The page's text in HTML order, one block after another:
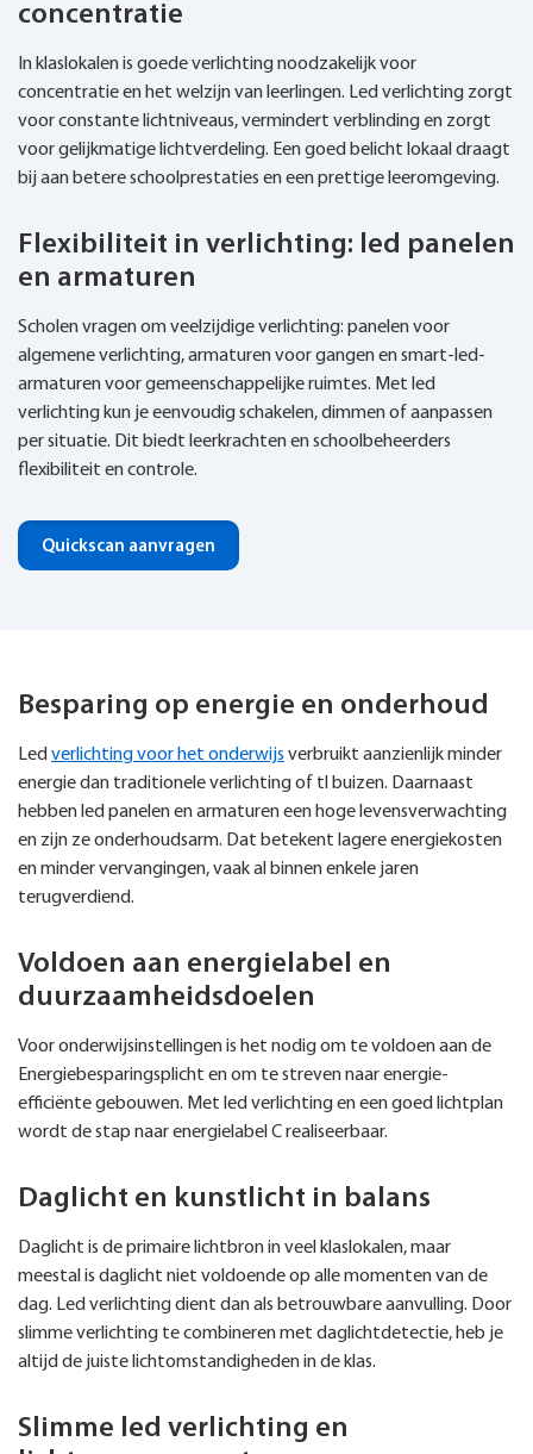
concentratie
In klaslokalen is goede verlichting noodzakelijk voor
concentratie en het welzijn van leerlingen. Led verlichting zorgt
voor constante lichtniveaus, vermindert verblinding en zorgt
voor gelijkmatige lichtverdeling. Een goed belicht lokaal draagt
bij aan betere schoolprestaties en een prettige leeromgeving.
Flexibiliteit in verlichting: led panelen
en armaturen
Scholen vragen om veelzijdige verlichting: panelen voor
algemene verlichting, armaturen voor gangen en smart-led-
armaturen voor gemeenschappelijke ruimtes. Met led
verlichting kun je eenvoudig schakelen, dimmen of aanpassen
per situatie. Dit biedt leerkrachten en schoolbeheerders
flexibiliteit en controle.
Quickscan aanvragen
Besparing op energie en onderhoud
Ledverlichting voor het onderwijs verbruikt aanzienlijk minder
energie dan traditionele verlichting of tl buizen. Daarnaast
hebben led panelen en armaturen een hoge levensverwachting
en zijn ze onderhoudsarm. Dat betekent lagere energiekosten
en minder vervangingen, vaak al binnen enkele jaren
terugverdiend.
Voldoen aan energielabel en
duurzaamheidsdoelen
Voor onderwijsinstellingen is het nodig om te voldoen aan de
Energiebesparingsplicht en om te streven naar energie-
efficiënte gebouwen. Met led verlichting en een goed lichtplan
wordt de stap naar energielabel C realiseerbaar.
Daglicht en kunstlicht in balans
Daglicht is de primaire lichtbron in veel klaslokalen, maar
meestal is daglicht niet voldoende op alle momenten van de
dag. Led verlichting dient dan als betrouwbare aanvulling. Door
slimme verlichting te combineren met daglichtdetectie, heb je
altijd de juiste lichtomstandigheden in de klas.
Slimme led verlichting en